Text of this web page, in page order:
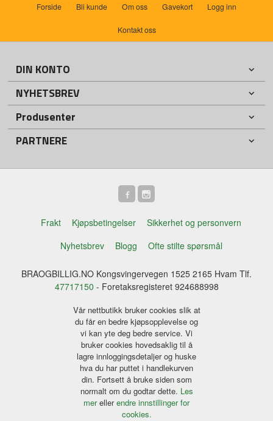
Forside Bli kunde Om oss Gavekort Logg inn
Kontakt oss
DIN KONTO
NYHETSBREV
Produsenter
PARTNERE
Frakt Kjøpsbetingelser
Sikkerhet og personvern
Nyhetsbrev
Blogg Ofte stilte spørsmål
BRAOGBILLIG.NO Kongsvingervegen 1525 2165 Hvam Tlf.
47717150 - Foretaksregisteret 924688998
Vår nettbutikk bruker cookies slik at
du får en bedre kjøpsopplevelse og
vi kan yte deg bedre service. Vi
bruker cookies hovedsaklig til å
lagre innloggingsdetaljer og huske
hva du har puttet i handlekurven
din. Fortsett å bruke siden som
normalt om du godtar dette. Les
merellerendre innstillinger for
cookies.